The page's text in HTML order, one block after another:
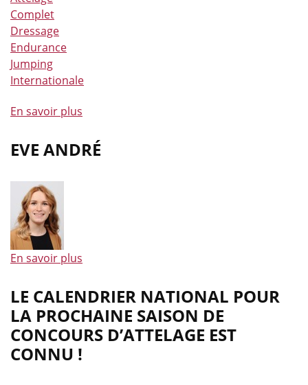
Complet
Dressage
Endurance
Jumping
Internationale
En savoir plus
de
Nos
montrent
leur
talent
en
EVE ANDRÉ
En savoir plus
de
Eve
André
LE CALENDRIER NATIONAL POUR
LA PROCHAINE SAISON DE
CONCOURS D’ATTELAGE EST
CONNU !